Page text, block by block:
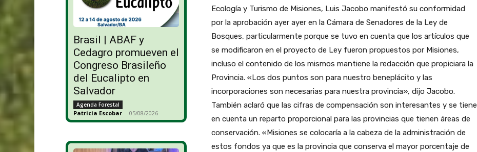
Brasil | ABAF y
Cedagro promueven el
Congreso Brasileño
del Eucalipto en
Salvador
Agenda Forestal
Patricia Escobar - 05/08/2026
Ecología y Turismo de Misiones, Luis Jacobo manifestó su conformidad
por la aprobación ayer ayer en la Cámara de Senadores de la Ley de
Bosques, particularmente porque se tuvo en cuenta que los artículos que
se modificaron en el proyecto de Ley fueron propuestos por Misiones,
incluso el contenido de los mismos mantiene la redacción que propiciara la
Provincia. «Los dos puntos son para nuestro beneplácito y las
incorporaciones son necesarias para nuestra provincia», dijo Jacobo.
También aclaró que las cifras de compensación son interesantes y se tiene
en cuenta un reparto proporcional para las provincias que tienen áreas de
conservación. «Misiones se colocaría a la cabeza de la administración de
estos fondos ya que es la provincia que conserva el mayor porcentaje de